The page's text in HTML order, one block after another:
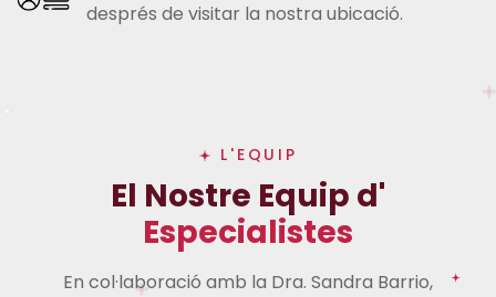
després de visitar la nostra ubicació.
L'EQUIP
El Nostre Equip d'
Especialistes
En col·laboració amb la Dra. Sandra Barrio,